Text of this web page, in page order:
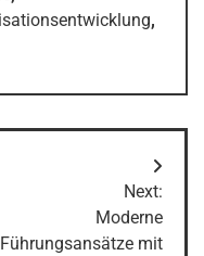
,
Next:
Moderne
Führungsansätze mit